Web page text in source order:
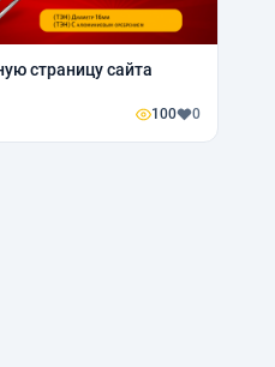
страницу сайта
100 0